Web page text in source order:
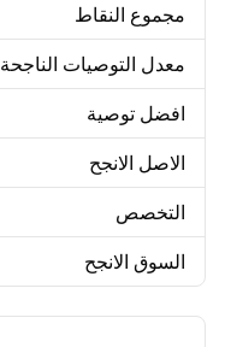
مجموع النقاط
معدل التوصيات الناجحة
افضل توصية
الاصل الانجح
التخصص
السوق الانجح